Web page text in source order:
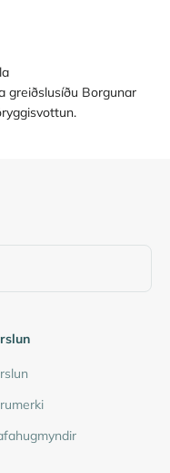
greiðslusíðu Borgunar